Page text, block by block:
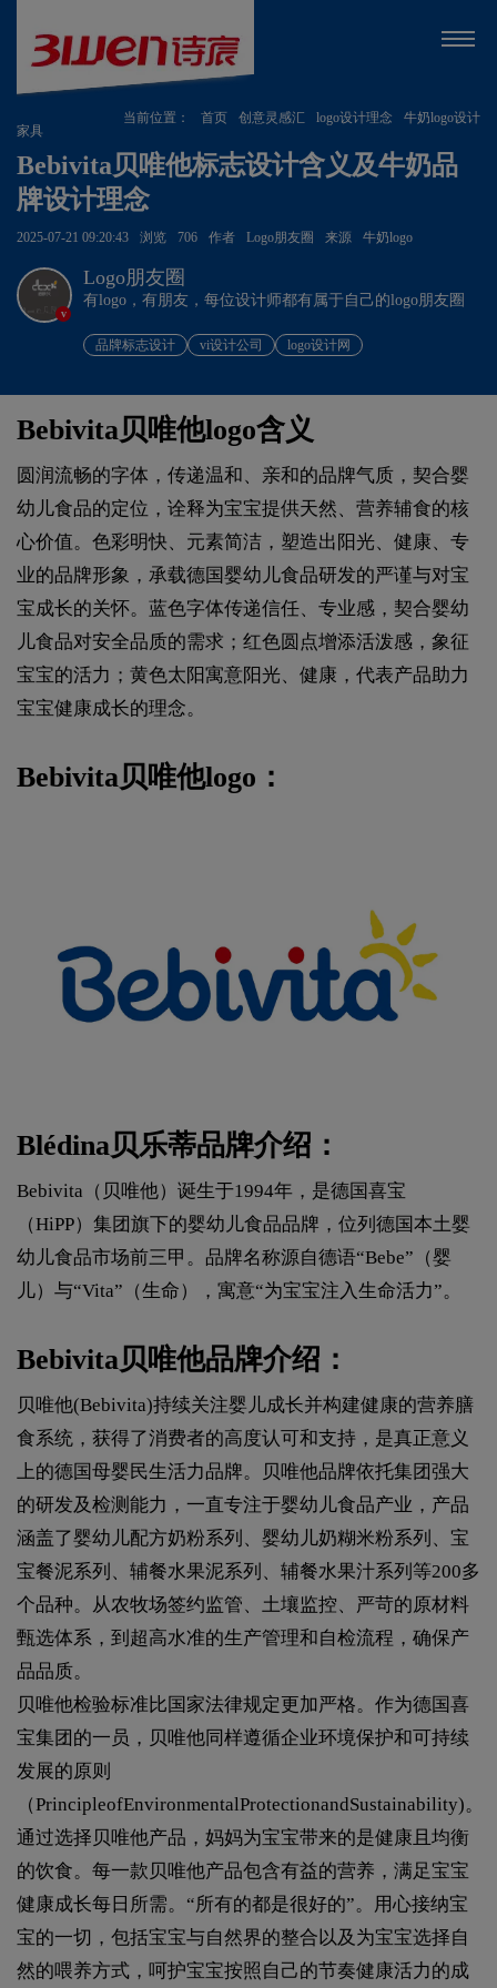
当前位置： 首页 创意灵感汇 logo设计理念
牛奶logo设计
家具
Bebivita贝唯他标志设计含义及牛奶品
牌设计理念
2025-07-21 09:20:43 浏览 706 作者 Logo朋友圈 来源 牛奶logo
v
Logo朋友圈
有logo，有朋友，每位设计师都有属于自己的logo朋友圈
品牌标志设计 vi设计公司 logo设计网
Bebivita贝唯他logo含义
圆润流畅的字体，传递温和、亲和的品牌气质，契合婴
幼儿食品的定位，诠释为宝宝提供天然、营养辅食的核
心价值。色彩明快、元素简洁，塑造出阳光、健康、专
业的品牌形象，承载德国婴幼儿食品研发的严谨与对宝
宝成长的关怀。蓝色字体传递信任、专业感，契合婴幼
儿食品对安全品质的需求；红色圆点增添活泼感，象征
宝宝的活力；黄色太阳寓意阳光、健康，代表产品助力
宝宝健康成长的理念。
Bebivita贝唯他logo：
Blédina贝乐蒂品牌介绍：
Bebivita（贝唯他）诞生于1994年，是德国喜宝
（HiPP）集团旗下的婴幼儿食品品牌，位列德国本土婴
幼儿食品市场前三甲。品牌名称源自德语“Bebe”（婴
儿）与“Vita”（生命），寓意“为宝宝注入生命活力”。
Bebivita贝唯他品牌介绍：
贝唯他(Bebivita)持续关注婴儿成长并构建健康的营养膳
食系统，获得了消费者的高度认可和支持，是真正意义
上的德国母婴民生活力品牌。贝唯他品牌依托集团强大
的研发及检测能力，一直专注于婴幼儿食品产业，产品
涵盖了婴幼儿配方奶粉系列、婴幼儿奶糊米粉系列、宝
宝餐泥系列、辅餐水果泥系列、辅餐水果汁系列等200多
个品种。从农牧场签约监管、土壤监控、严苛的原材料
甄选体系，到超高水准的生产管理和自检流程，确保产
品品质。
贝唯他检验标准比国家法律规定更加严格。作为德国喜
宝集团的一员，贝唯他同样遵循企业环境保护和可持续
发展的原则
（PrincipleofEnvironmentalProtectionandSustainability)。
通过选择贝唯他产品，妈妈为宝宝带来的是健康且均衡
的饮食。每一款贝唯他产品包含有益的营养，满足宝宝
健康成长每日所需。“所有的都是很好的”。用心接纳宝
宝的一切，包括宝宝与自然界的整合以及为宝宝选择自
然的喂养方式，呵护宝宝按照自己的节奏健康活力的成